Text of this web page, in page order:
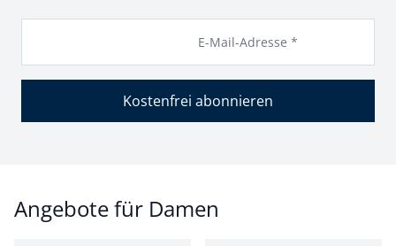
E-Mail-Adresse *
Kostenfrei abonnieren
Angebote für Damen